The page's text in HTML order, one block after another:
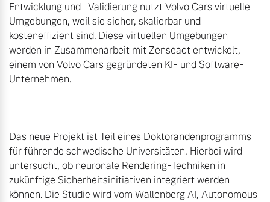
Entwicklung und -Validierung nutzt Volvo Cars virtuelle
Umgebungen, weil sie sicher, skalierbar und
kosteneffizient sind. Diese virtuellen Umgebungen
werden in Zusammenarbeit mit Zenseact entwickelt,
einem von Volvo Cars gegründeten KI- und Software-
Unternehmen.
Das neue Projekt ist Teil eines Doktorandenprogramms
für führende schwedische Universitäten. Hierbei wird
untersucht, ob neuronale Rendering-Techniken in
zukünftige Sicherheitsinitiativen integriert werden
können. Die Studie wird vom Wallenberg AI, Autonomous